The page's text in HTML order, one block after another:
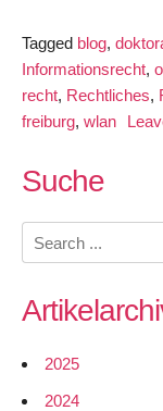
Tagged blog,
Informationsrecht,
recht, Rechtliches,
freiburg, wlan
Suche
Search
for:
2025
2024